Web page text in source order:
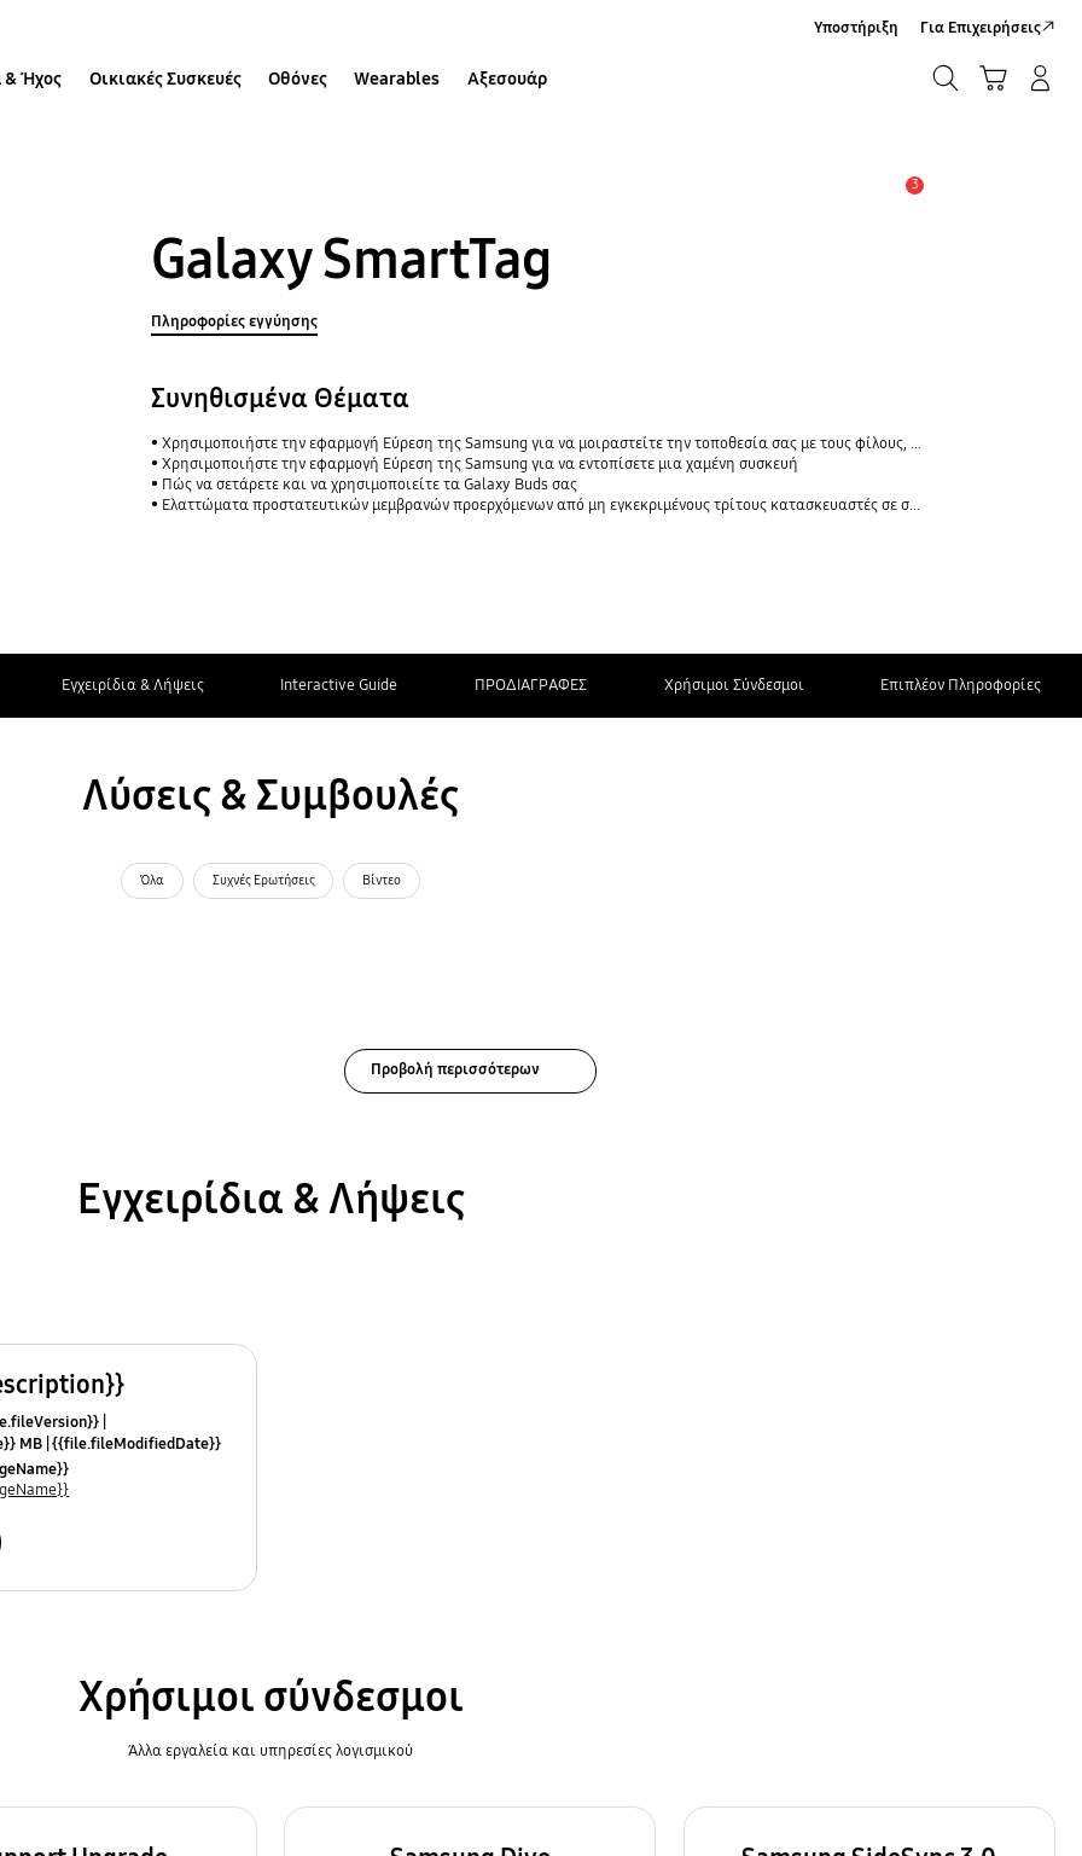
& Ήχος Οικιακές Συσκευές Οθόνες Wearables Αξεσουάρ
Υποστήριξη Για Επιχειρήσεις
3
Galaxy SmartTag
Πληροφορίες εγγύησης
Συνηθισμένα Θέματα
Χρησιμοποιήστε την εφαρμογή Εύρεση της Samsung για να μοιραστείτε την τοποθεσία σας με τους φίλους, το παιδί, την οικογένειά σας και άλλες επαφές
Χρησιμοποιήστε την εφαρμογή Εύρεση της Samsung για να εντοπίσετε μια χαμένη συσκευή
Πώς να σετάρετε και να χρησιμοποιείτε τα Galaxy Buds σας
Ελαττώματα προστατευτικών μεμβρανών προερχόμενων από μη εγκεκριμένους τρίτους κατασκευαστές σε συσκευές Galaxy
Εγχειρίδια & Λήψεις Interactive Guide ΠΡΟΔΙΑΓΡΑΦΕΣ Χρήσιμοι Σύνδεσμοι Επιπλέον Πληροφορίες
Λύσεις & Συμβουλές
Όλα Συχνές Ερωτήσεις Βίντεο
Προβολή περισσότερων
Εγχειρίδια & Λήψεις
MB {{file.fileModifiedDate}}
Χρήσιμοι σύνδεσμοι
Άλλα εργαλεία και υπηρεσίες λογισμικού